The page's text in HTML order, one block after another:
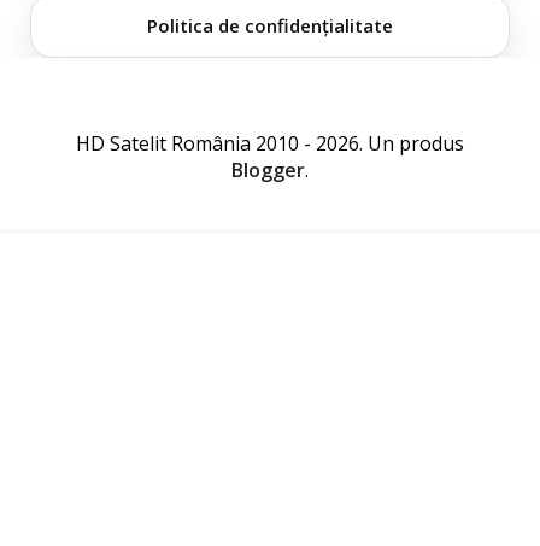
Politica de confidențialitate
HD Satelit România 2010 - 2026. Un produs
Blogger.